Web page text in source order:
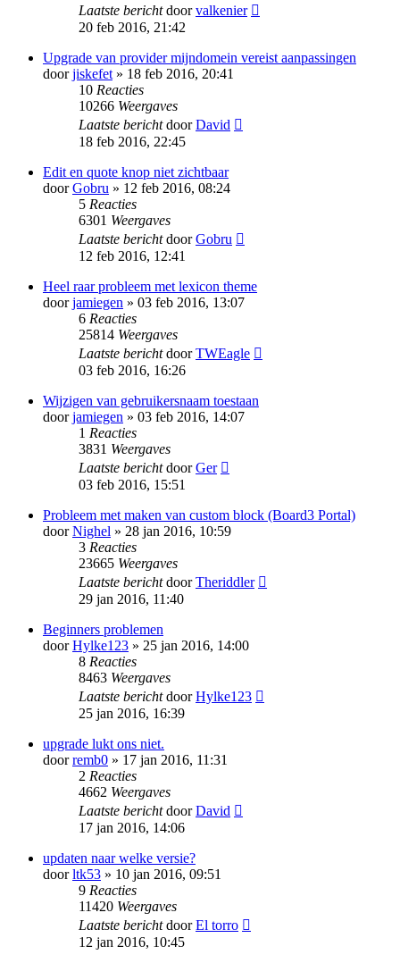
Laatste berichtdoorvalkenier
20 feb 2016, 21:42
Upgrade van provider mijndomein vereist aanpassingen
doorjiskefet » 18 feb 2016, 20:41
10 Reacties
10266 Weergaves
Laatste berichtdoorDavid
18 feb 2016, 22:45
Edit en quote knop niet zichtbaar
doorGobru » 12 feb 2016, 08:24
5 Reacties
6301 Weergaves
Laatste berichtdoorGobru
12 feb 2016, 12:41
Heel raar probleem met lexicon theme
doorjamiegen » 03 feb 2016, 13:07
6 Reacties
25814 Weergaves
Laatste berichtdoorTWEagle
03 feb 2016, 16:26
Wijzigen van gebruikersnaam toestaan
doorjamiegen » 03 feb 2016, 14:07
1 Reacties
3831 Weergaves
Laatste berichtdoorGer
03 feb 2016, 15:51
Probleem met maken van custom block (Board3 Portal)
doorNighel » 28 jan 2016, 10:59
3 Reacties
23665 Weergaves
Laatste berichtdoorTheriddler
29 jan 2016, 11:40
Beginners problemen
doorHylke123 » 25 jan 2016, 14:00
8 Reacties
8463 Weergaves
Laatste berichtdoorHylke123
25 jan 2016, 16:39
upgrade lukt ons niet.
doorremb0 » 17 jan 2016, 11:31
2 Reacties
4662 Weergaves
Laatste berichtdoorDavid
17 jan 2016, 14:06
updaten naar welke versie?
doorltk53 » 10 jan 2016, 09:51
9 Reacties
11420 Weergaves
Laatste berichtdoorEl torro
12 jan 2016, 10:45